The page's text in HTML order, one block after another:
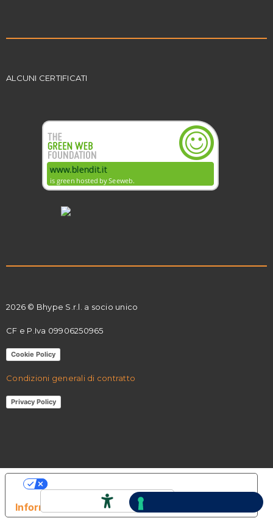
ALCUNI CERTIFICATI
2026 © Bhype S.r.l. a socio unico
CF e P.Iva 09906250965
Cookie Policy
Condizioni generali di contratto
Privacy Policy
Informativa sulla raccolta
Le tue preferenze relative alla privacy